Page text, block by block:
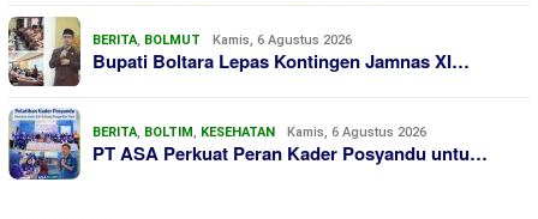
BERITA, BOLMUT Kamis, 6 Agustus 2026
Bupati Boltara Lepas Kontingen Jamnas XI…
BERITA, BOLTIM, KESEHATAN Kamis, 6 Agustus 2026
PT ASA Perkuat Peran Kader Posyandu untu…